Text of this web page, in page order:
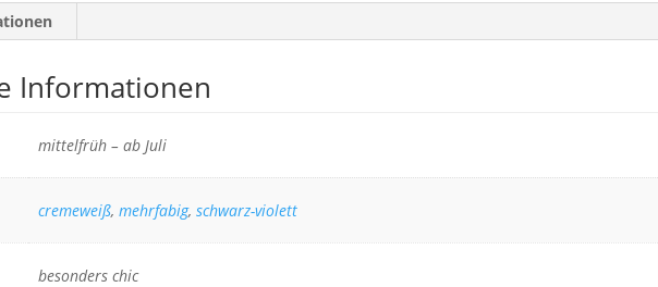
Informationen
mittelfrüh – ab Juli
cremeweiß, mehrfabig, schwarz-violett
besonders chic